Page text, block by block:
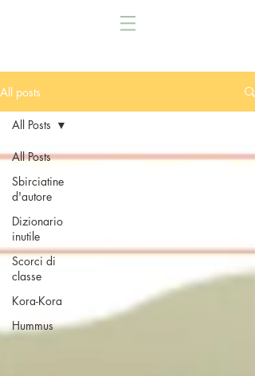
All posts
All Posts
Sbirciatine
d'autore
Dizionario
inutile
Scorci di
classe
Kora-Kora
Hummus
All Posts